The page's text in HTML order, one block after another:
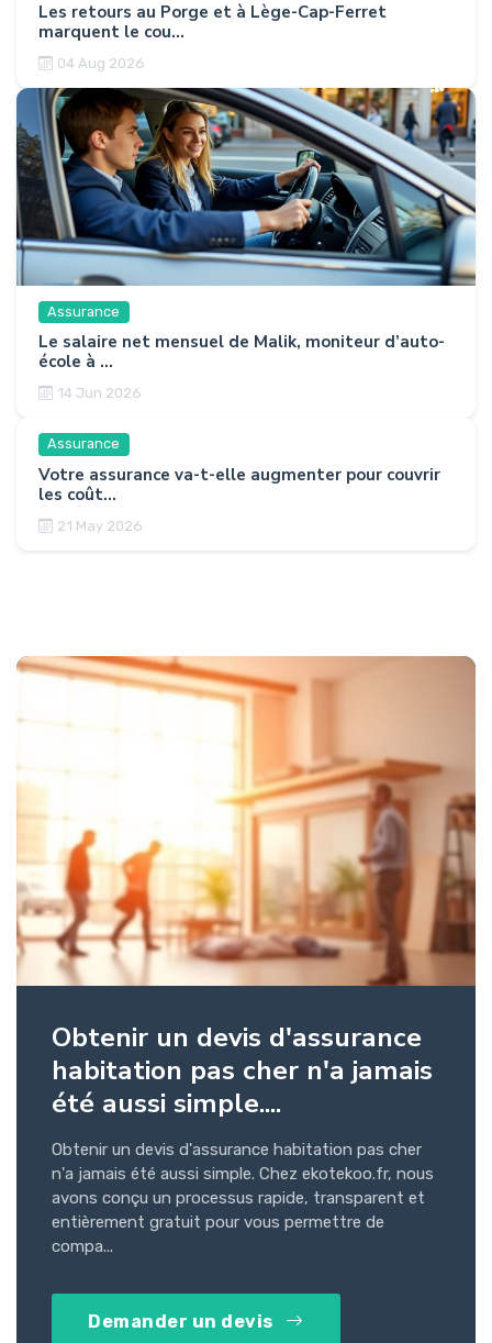
Les retours au Porge et à Lège-Cap-Ferret
marquent le cou...
04 Aug 2026
Assurance
Le salaire net mensuel de Malik, moniteur d’auto-
école à ...
14 Jun 2026
Assurance
Votre assurance va-t-elle augmenter pour couvrir
les coût...
21 May 2026
Obtenir un devis d'assurance
habitation pas cher n'a jamais
été aussi simple....
Obtenir un devis d'assurance habitation pas cher
n'a jamais été aussi simple. Chez ekotekoo.fr, nous
avons conçu un processus rapide, transparent et
entièrement gratuit pour vous permettre de
compa...
Demander un devis